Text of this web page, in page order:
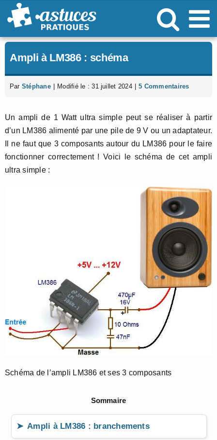
Passer
au
Ampli à LM386 : schéma
Par Stéphane Modifié le : 31 juillet 2024 5 Commentaires
Un ampli de 1 Watt ultra simple peut se réaliser à partir
d’un LM386 alimenté par une pile de 9 V ou un adaptateur.
Il ne faut que 3 composants autour du LM386 pour le faire
fonctionner correctement ! Voici le schéma de cet ampli
ultra simple :
Schéma de l’ampli LM386 et ses 3 composants
Sommaire
Ampli à LM386 : branchements